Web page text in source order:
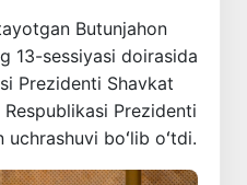
Butunjahon
13-sessiyasi doirasida
Prezidenti Shavkat
Prezidenti
boʻlib oʻtdi.